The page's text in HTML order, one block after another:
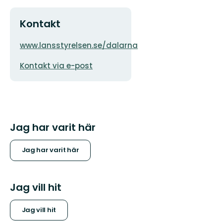
Kontakt
Adress
www.lansstyrelsen.se/dalarna
postadress
Kontakt via e-post
Jag har varit här
Jag har varit här
Jag vill hit
Jag vill hit